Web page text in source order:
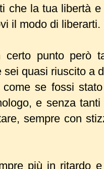
che la tua libertà
il modo di liberarti.
certo punto però
sei quasi riuscito a
se fossi
e senza
sempre con
più in ritardo